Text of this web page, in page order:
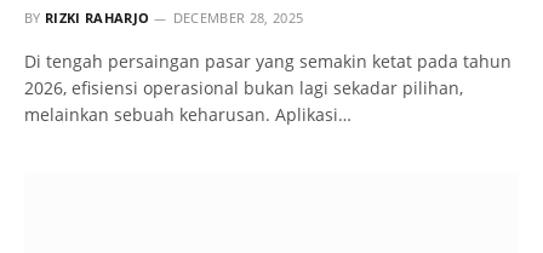
BY RIZKI RAHARJO DECEMBER 28, 2025
Di tengah persaingan pasar yang semakin ketat pada tahun
2026, efisiensi operasional bukan lagi sekadar pilihan,
melainkan sebuah keharusan. Aplikasi…